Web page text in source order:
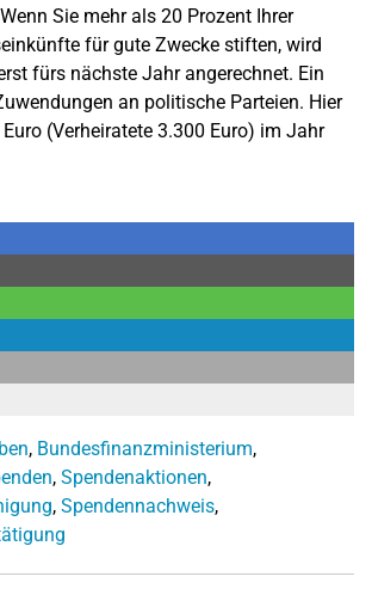
Sie mehr als 20 Prozent Ihrer
für gute Zwecke stiften, wird
fürs nächste Jahr angerechnet. Ein
an politische Parteien. Hier
(Verheiratete 3.300 Euro) im Jahr
, Bundesfinanzministerium,
, Spendenaktionen,
, Spendennachweis,